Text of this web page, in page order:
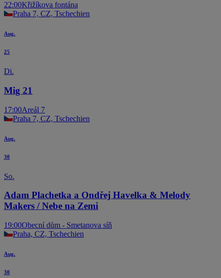
22:00Křižíkova fontána
Praha 7, CZ, Tschechien
Aug.
25
Di.
Mig 21
17:00Areál 7
Praha 7, CZ, Tschechien
Aug.
30
So.
Adam Plachetka a Ondřej Havelka & Melody
Makers / Nebe na Zemi
19:00Obecní dům - Smetanova síň
Praha, CZ, Tschechien
Aug.
30